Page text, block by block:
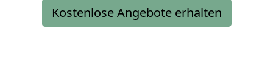
Kostenlose Angebote erhalten